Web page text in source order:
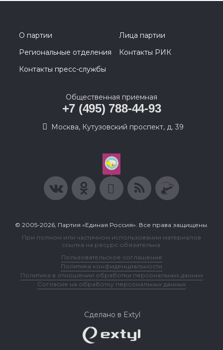
О партии
Лица партии
Региональные отделения
Контакты РИК
Контакты пресс-службы
Общественная приемная
+7 (495) 788-44-93
Москва, Кутузовский проспект, д. 39
© 2005-2026, Партия «Единая Россия». Все права защищены.
При полном или частичном использовании материалов
ссылка на ресурс обязательна.
Пользовательское соглашение
Политика конфиденциальности
Политика в отношении обработки персональных данных
Согласие на обработку персональных данных
Сделано в Extyl